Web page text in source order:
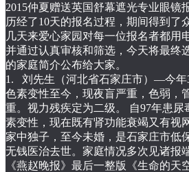
2015仲夏赠送英国舒幕遮光专业眼镜
历经了10天的报名过程，期间得到了
几天来爱心家园对每一位报名者都用
并通过认真审核和筛选，今天将最终
的家庭简介公布给大家。
1. 刘先生（河北省石家庄市）—今年
色素变性至今，现夜盲严重，色弱，
重。视力残疾定为二级。 自97年患
素变性，现在既有肾功能衰竭又有视
家中独子，至今未婚，是石家庄市低
无钱医治去世。家庭情况多次见诸报
《燕赵晚报》最后一整版《生命的天